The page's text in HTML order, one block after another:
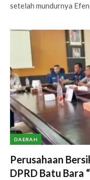
setelah mundurnya
DAERAH
Perusahaan
DPRD Batu Bara